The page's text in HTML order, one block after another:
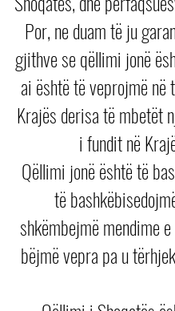
Por, ne duam të ju
gjithve se qëllimi jonë
ai është të veprojmë në
Krajës derisa të mbetët
i fundit në
Qëllimi jonë është të
të
shkëmbejmë mendime
bëjmë vepra pa u